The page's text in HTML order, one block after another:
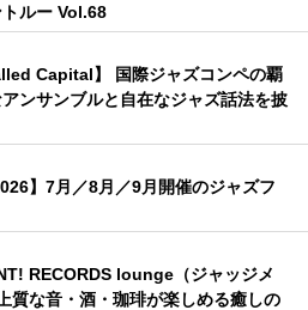
ルー Vol.68
Capital】 国際ジャズコンペの覇
ンサンブルと自在なジャズ話法を披
】7月／8月／9月開催のジャズフ
RECORDS lounge（ジャッジメ
質な音・酒・珈琲が楽しめる癒しの